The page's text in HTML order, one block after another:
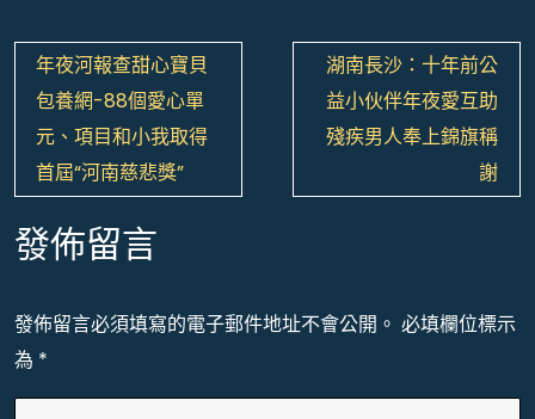
文
章
導
覽
年夜河報查甜心寶貝
包養網-88個愛心單
元、項目和小我取得
首屆“河南慈悲獎”
湖南長沙：十年前公
益小伙伴年夜愛互助
殘疾男人奉上錦旗稱
謝
發佈留言
發佈留言必須填寫的電子郵件地址不會公開。 必填欄位標示
為 *